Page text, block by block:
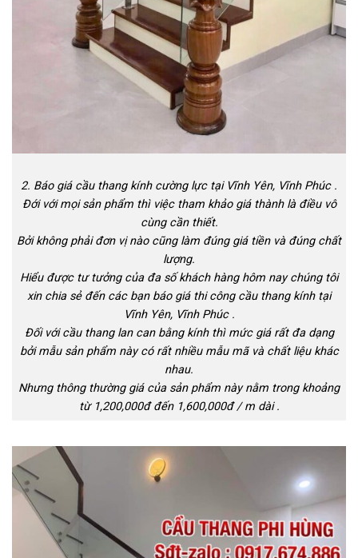
2. Báo giá cầu thang kính cường lực tại Vĩnh Yên, Vĩnh Phúc .
Đới với mọi sản phẩm thì việc tham khảo giá thành là điều vô
cùng cần thiết.
Bởi không phải đơn vị nào cũng làm đúng giá tiền và đúng chất
lượng.
Hiểu được tư tưởng của đa số khách hàng hôm nay chúng tôi
xin chia sẻ đến các bạn báo giá thi công cầu thang kính tại
Vĩnh Yên, Vĩnh Phúc .
Đối với cầu thang lan can bằng kính thì mức giá rất đa dạng
bởi mẫu sản phẩm này có rất nhiều mẫu mã và chất liệu khác
nhau.
Nhưng thông thường giá của sản phẩm này nằm trong khoảng
từ 1,200,000đ đến 1,600,000đ / m dài .